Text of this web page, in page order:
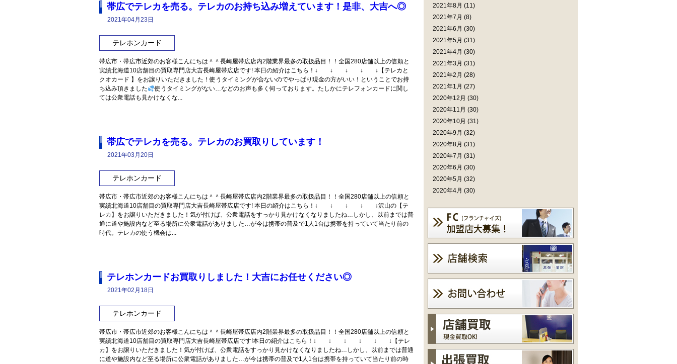
2021年8月 (11)
2021年7月 (8)
2021年6月 (30)
2021年5月 (31)
2021年4月 (30)
2021年3月 (31)
2021年2月 (28)
2021年1月 (27)
2020年12月 (30)
2020年11月 (30)
2020年10月 (31)
2020年9月 (32)
2020年8月 (31)
2020年7月 (31)
2020年6月 (30)
2020年5月 (32)
2020年4月 (30)
帯広でテレカを売る。テレカのお持ち込み増えています！是非、大吉へ◎
2021年04月23日
テレホンカード
帯広市・帯広市近郊のお客様こんにちは＾＾長崎屋帯広店内2階業界最多の取扱品目！！全国280店舗以上の信頼と
実績北海道10店舗目の買取専門店大吉長崎屋帯広店です! 本日の紹介はこちら！↓ ↓ ↓ ↓ ↓【テレカと
クオカード 】をお譲りいただきました！使うタイミングが合ないのでやっぱり現金の方がいい！ということでお持
ち込み頂きました
使うタイミングがない…などのお声も多く伺っております。たしかにテレフォンカードに関し
ては公衆電話も見かけなくな...
帯広でテレカを売る。テレカのお買取りしています！
2021年03月20日
テレホンカード
帯広市・帯広市近郊のお客様こんにちは＾＾長崎屋帯広店内2階業界最多の取扱品目！！全国280店舗以上の信頼と
実績北海道10店舗目の買取専門店大吉長崎屋帯広店です! 本日の紹介はこちら！↓ ↓ ↓ ↓ ↓沢山の【テ
レカ】をお譲りいただきました！気が付けば、公衆電話をすっかり見かけなくなりましたね…しかし、以前までは普
通に道や施設内など至る場所に公衆電話がありました…が今は携帯の普及で1人1台は携帯を持っていて当たり前の
時代。テレカの使う機会は...
テレホンカードお買取りしました！大吉にお任せください◎
2021年02月18日
テレホンカード
帯広市・帯広市近郊のお客様こんにちは＾＾長崎屋帯広店内2階業界最多の取扱品目！！全国280店舗以上の信頼と
実績北海道10店舗目の買取専門店大吉長崎屋帯広店です!本日の紹介はこちら！↓ ↓ ↓ ↓ ↓ ↓【テレ
カ】をお譲りいただきました！気が付けば、公衆電話をすっかり見かけなくなりましたね…しかし、以前までは普通
に道や施設内など至る場所に公衆電話がありました…が今は携帯の普及で1人1台は携帯を持っていて当たり前の時